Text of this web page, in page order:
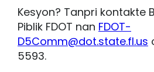
Kesyon? Tanpri kontakte
Piblik FDOT nan FDOT-
D5Comm@dot.state.fl.us
5593.